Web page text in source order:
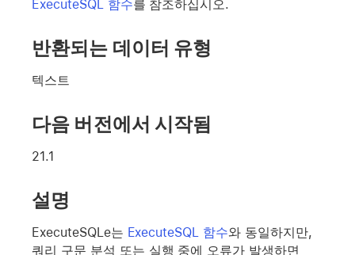
ExecuteSQL 함수를 참조하십시오.
반환되는 데이터 유형
텍스트
다음 버전에서 시작됨
21.1
설명
ExecuteSQLe는 ExecuteSQL 함수와 동일하지만,
쿼리 구문 분석 또는 실행 중에 오류가 발생하면